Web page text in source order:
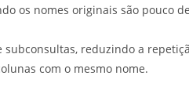
os nomes originais são pouco
reduzindo a
com o mesmo nome.